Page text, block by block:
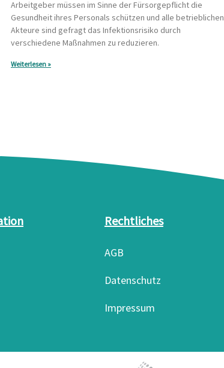
Arbeitgeber müssen im Sinne der Fürsorgepflicht die
Gesundheit ihres Personals schützen und alle betrieblichen
Akteure sind gefragt das Infektionsrisiko durch
verschiedene Maßnahmen zu reduzieren.
Weiterlesen »
Rechtliches
AGB
Datenschutz
Impressum